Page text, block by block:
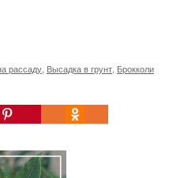
рассаду Высадка в грунт Брокколи